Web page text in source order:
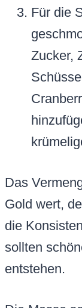
Für die
Zucker,
Das
Gold wert,
die
sollten
entstehen.